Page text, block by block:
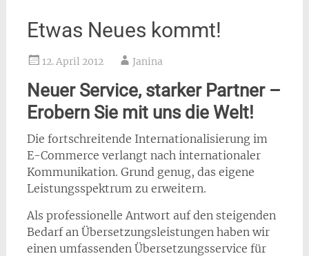
Etwas Neues kommt!
12. April 2012 Janina
Neuer Service, starker Partner –
Erobern Sie mit uns die Welt!
Die fortschreitende Internationalisierung im
E-Commerce verlangt nach internationaler
Kommunikation. Grund genug, das eigene
Leistungsspektrum zu erweitern.
Als professionelle Antwort auf den steigenden
Bedarf an Übersetzungsleistungen haben wir
einen umfassenden Übersetzungsservice für